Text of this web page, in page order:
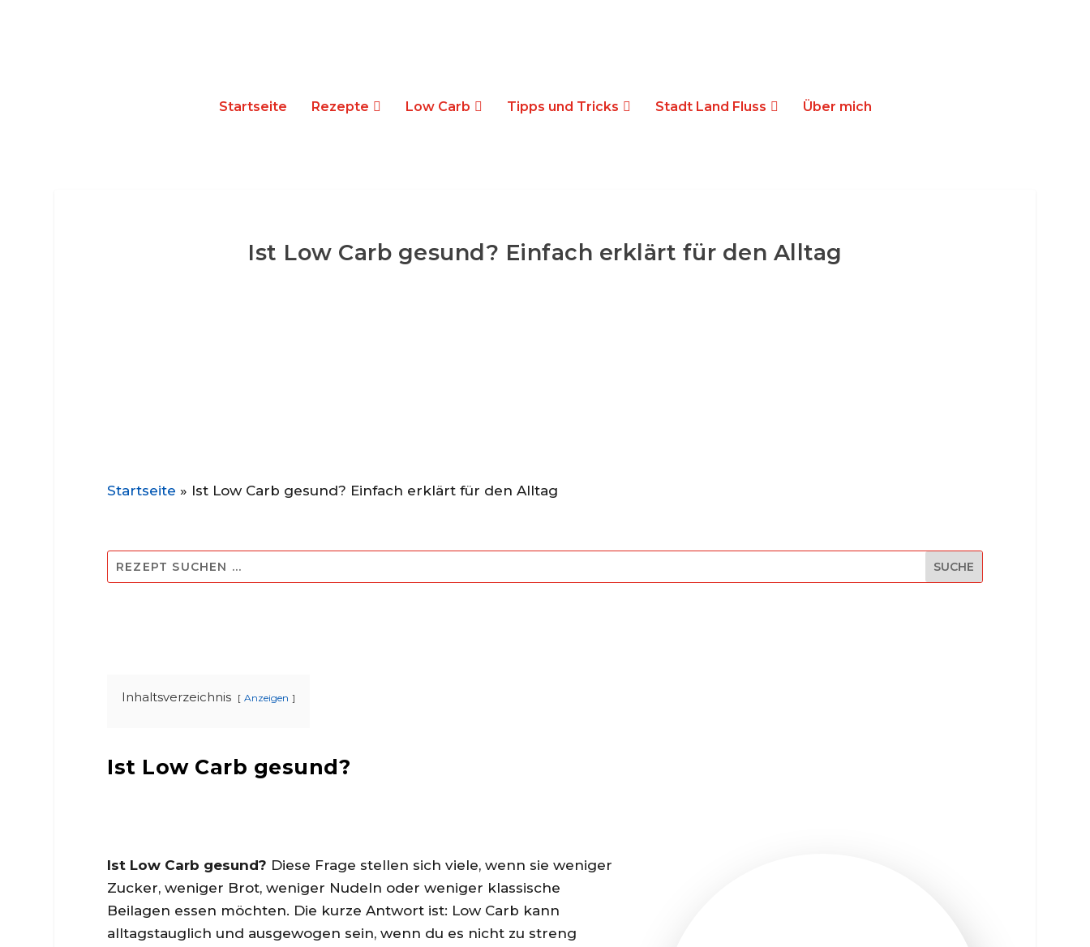
Startseite Rezepte Low Carb Tipps und Tricks Stadt Land Fluss Über mich
Ist Low Carb gesund? Einfach erklärt für den Alltag
Startseite » Ist Low Carb gesund? Einfach erklärt für den Alltag
Inhaltsverzeichnis Anzeigen
Ist Low Carb gesund?
Ist Low Carb gesund? Diese Frage stellen sich viele, wenn sie weniger
Zucker, weniger Brot, weniger Nudeln oder weniger klassische
Beilagen essen möchten. Die kurze Antwort ist: Low Carb kann
alltagstauglich und ausgewogen sein, wenn du es nicht zu streng